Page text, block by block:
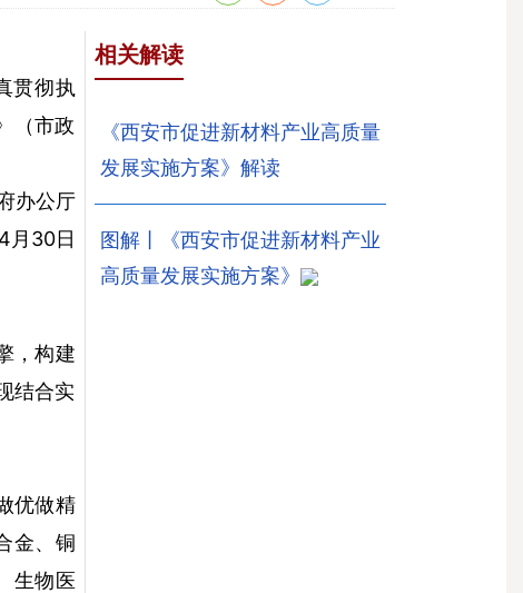
贯彻执
（市政
办公厅
月30日
，构建
结合实
优做精
金、铜
生物医
相关解读
《西安市促进新材料产业高质量
发展实施方案》解读
图解丨《西安市促进新材料产业
高质量发展实施方案》